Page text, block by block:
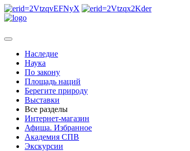
Наследие
Наука
По закону
Площадь наций
Берегите природу
Выставки
Все разделы
Интернет-магазин
Афиша. Избранное
Академия СПВ
Экскурсии